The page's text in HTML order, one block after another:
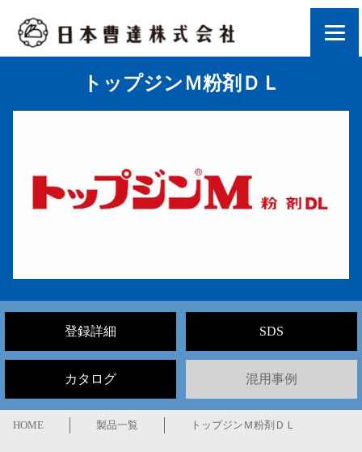
トップジンＭ粉剤ＤＬ
登録詳細 SDS
カタログ 混用事例
HOME 製品一覧 トップジンＭ粉剤ＤＬ